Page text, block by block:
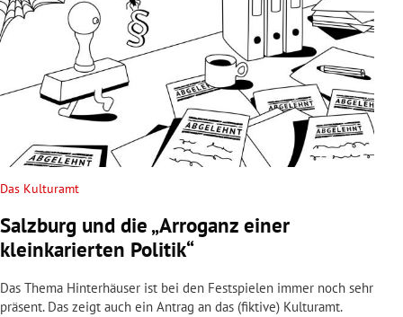
Das Kulturamt
Salzburg und die „Arroganz einer
kleinkarierten Politik“
Das Thema Hinterhäuser ist bei den Festspielen immer noch sehr
präsent. Das zeigt auch ein Antrag an das (fiktive) Kulturamt.